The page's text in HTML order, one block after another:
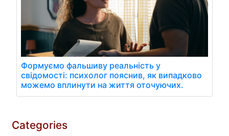
Формуємо фальшиву реальність у
свідомості: психолог пояснив, як випадково
можемо вплинути на життя оточуючих.
Categories